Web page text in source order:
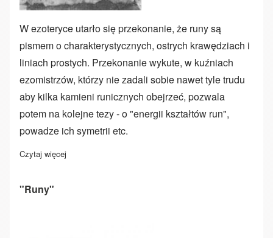
W ezoteryce utarło się przekonanie, że runy są
pismem o charakterystycznych, ostrych krawędziach i
liniach prostych. Przekonanie wykute, w kuźniach
ezomistrzów, którzy nie zadali sobie nawet tyle trudu
aby kilka kamieni runicznych obejrzeć, pozwala
potem na kolejne tezy - o "energii kształtów run",
powadze ich symetrii etc.
Czytaj więcej
"Runy"